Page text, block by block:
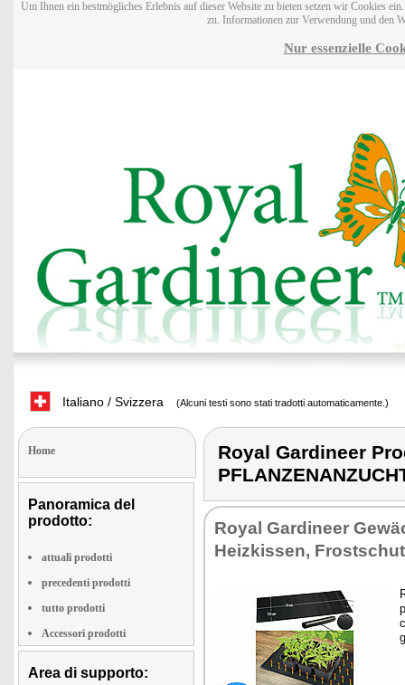
Um Ihnen ein bestmögliches Erlebnis auf dieser Website zu bieten setzen wir Cookies
zu. Informationen zur Verwendung und den
Nur essenzielle
Italiano / Svizzera (Alcuni testi sono stati tradotti automaticamente.)
Home
Panoramica del
prodotto:
attuali prodotti
precedenti prodotti
tutto prodotti
Accessori prodotti
Area di supporto:
Royal Gardineer
Royal Gardineer
Heizkissen,